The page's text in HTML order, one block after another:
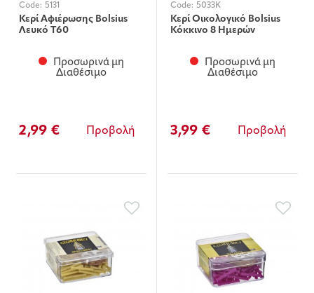
Code: 5131
Κερί Αφιέρωσης Bolsius
Λευκό Τ60
Προσωρινά μη
Διαθέσιμο
2,99 € Προβολή
Code: 5033K
Κερί Οικολογικό Bolsius
Κόκκινο 8 Ημερών
Προσωρινά μη
Διαθέσιμο
3,99 € Προβολή